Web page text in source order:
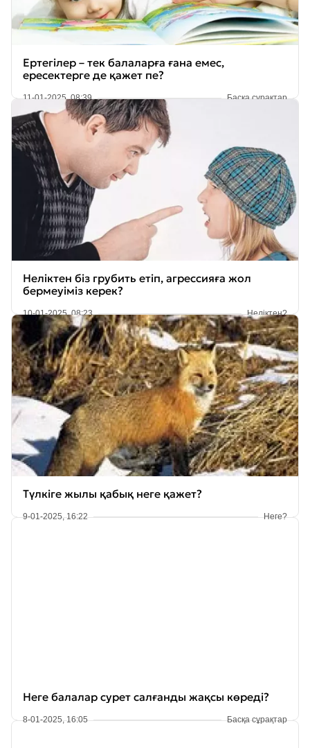
Ертегілер – тек балаларға ғана емес,
ересектерге де қажет пе?
11-01-2025, 08:39 Басқа сұрақтар
Неліктен біз грубить етіп, агрессияға жол
бермеуіміз керек?
10-01-2025, 08:23 Неліктен?
Түлкіге жылы қабық неге қажет?
9-01-2025, 16:22 Неге?
Неге балалар сурет салғанды жақсы көреді?
8-01-2025, 16:05 Басқа сұрақтар